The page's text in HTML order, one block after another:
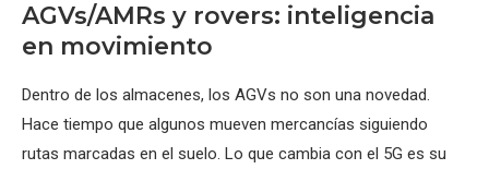
AGVs/AMRs y rovers: inteligencia
en movimiento
Dentro de los almacenes, los AGVs no son una novedad.
Hace tiempo que algunos mueven mercancías siguiendo
rutas marcadas en el suelo. Lo que cambia con el 5G es su